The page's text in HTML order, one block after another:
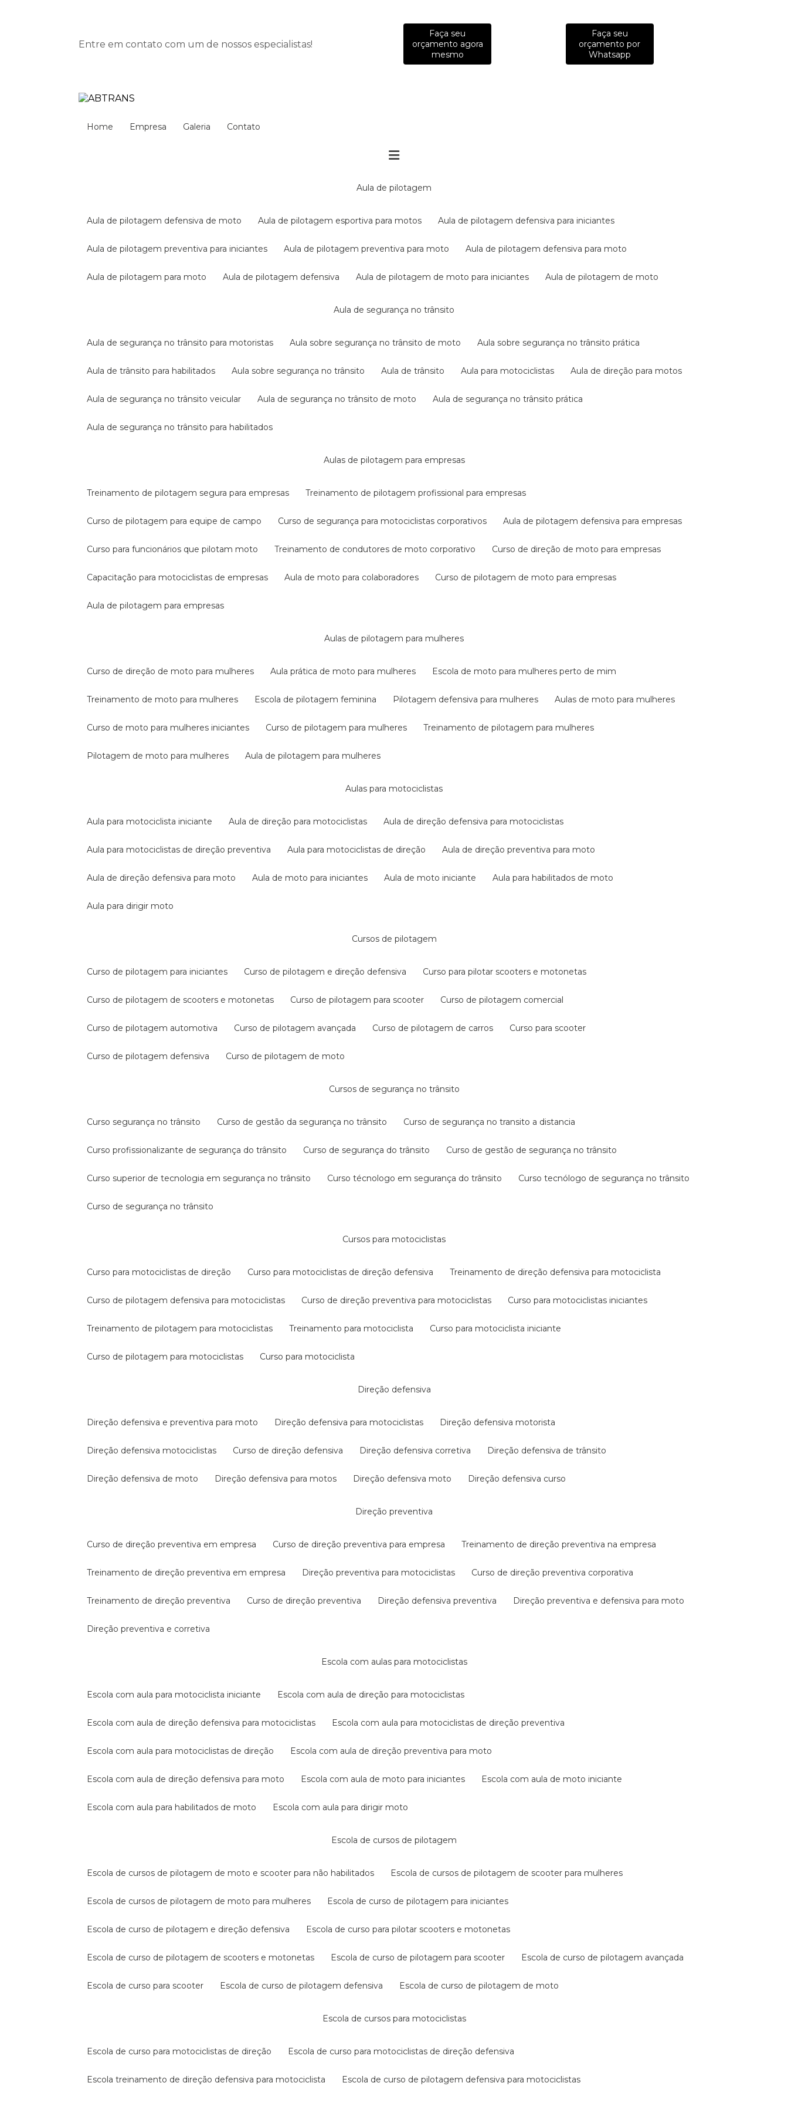
Entre em contato com um de nossos especialistas!
Faça seu
orçamento agora
mesmo
Faça seu
orçamento por
Whatsapp
Home Empresa Galeria Contato
aula de pilotagem
aula de pilotagem defensiva de moto aula de pilotagem esportiva para motos aula de pilotagem defensiva para iniciantes
aula de pilotagem preventiva para iniciantes aula de pilotagem preventiva para moto aula de pilotagem defensiva para moto
aula de pilotagem para moto aula de pilotagem defensiva aula de pilotagem de moto para iniciantes aula de pilotagem de moto
aula de segurança no trânsito
aula de segurança no trânsito para motoristas aula sobre segurança no trânsito de moto aula sobre segurança no trânsito prática
aula de trânsito para habilitados aula sobre segurança no trânsito aula de trânsito aula para motociclistas aula de direção para motos
aula de segurança no trânsito veicular aula de segurança no trânsito de moto aula de segurança no trânsito prática
aula de segurança no trânsito para habilitados
aulas de pilotagem para empresas
treinamento de pilotagem segura para empresas treinamento de pilotagem profissional para empresas
curso de pilotagem para equipe de campo curso de segurança para motociclistas corporativos aula de pilotagem defensiva para empresas
curso para funcionários que pilotam moto treinamento de condutores de moto corporativo curso de direção de moto para empresas
capacitação para motociclistas de empresas aula de moto para colaboradores curso de pilotagem de moto para empresas
aula de pilotagem para empresas
aulas de pilotagem para mulheres
curso de direção de moto para mulheres aula prática de moto para mulheres escola de moto para mulheres perto de mim
treinamento de moto para mulheres escola de pilotagem feminina pilotagem defensiva para mulheres aulas de moto para mulheres
curso de moto para mulheres iniciantes curso de pilotagem para mulheres treinamento de pilotagem para mulheres
pilotagem de moto para mulheres aula de pilotagem para mulheres
aulas para motociclistas
aula para motociclista iniciante aula de direção para motociclistas aula de direção defensiva para motociclistas
aula para motociclistas de direção preventiva aula para motociclistas de direção aula de direção preventiva para moto
aula de direção defensiva para moto aula de moto para iniciantes aula de moto iniciante aula para habilitados de moto
aula para dirigir moto
cursos de pilotagem
curso de pilotagem para iniciantes curso de pilotagem e direção defensiva curso para pilotar scooters e motonetas
curso de pilotagem de scooters e motonetas curso de pilotagem para scooter curso de pilotagem comercial
curso de pilotagem automotiva curso de pilotagem avançada curso de pilotagem de carros curso para scooter
curso de pilotagem defensiva curso de pilotagem de moto
cursos de segurança no trânsito
curso segurança no trânsito curso de gestão da segurança no trânsito curso de segurança no transito a distancia
curso profissionalizante de segurança do trânsito curso de segurança do trânsito curso de gestão de segurança no trânsito
curso superior de tecnologia em segurança no trânsito curso técnologo em segurança do trânsito curso tecnólogo de segurança no trânsito
curso de segurança no trânsito
cursos para motociclistas
curso para motociclistas de direção curso para motociclistas de direção defensiva treinamento de direção defensiva para motociclista
curso de pilotagem defensiva para motociclistas curso de direção preventiva para motociclistas curso para motociclistas iniciantes
treinamento de pilotagem para motociclistas treinamento para motociclista curso para motociclista iniciante
curso de pilotagem para motociclistas curso para motociclista
direção defensiva
direção defensiva e preventiva para moto direção defensiva para motociclistas direção defensiva motorista
direção defensiva motociclistas curso de direção defensiva direção defensiva corretiva direção defensiva de trânsito
direção defensiva de moto direção defensiva para motos direção defensiva moto direção defensiva curso
direção preventiva
curso de direção preventiva em empresa curso de direção preventiva para empresa treinamento de direção preventiva na empresa
treinamento de direção preventiva em empresa direção preventiva para motociclistas curso de direção preventiva corporativa
treinamento de direção preventiva curso de direção preventiva direção defensiva preventiva direção preventiva e defensiva para moto
direção preventiva e corretiva
escola com aulas para motociclistas
escola com aula para motociclista iniciante escola com aula de direção para motociclistas
escola com aula de direção defensiva para motociclistas escola com aula para motociclistas de direção preventiva
escola com aula para motociclistas de direção escola com aula de direção preventiva para moto
escola com aula de direção defensiva para moto escola com aula de moto para iniciantes escola com aula de moto iniciante
escola com aula para habilitados de moto escola com aula para dirigir moto
escola de cursos de pilotagem
escola de cursos de pilotagem de moto e scooter para não habilitados escola de cursos de pilotagem de scooter para mulheres
escola de cursos de pilotagem de moto para mulheres escola de curso de pilotagem para iniciantes
escola de curso de pilotagem e direção defensiva escola de curso para pilotar scooters e motonetas
escola de curso de pilotagem de scooters e motonetas escola de curso de pilotagem para scooter escola de curso de pilotagem avançada
escola de curso para scooter escola de curso de pilotagem defensiva escola de curso de pilotagem de moto
escola de cursos para motociclistas
escola de curso para motociclistas de direção escola de curso para motociclistas de direção defensiva
escola treinamento de direção defensiva para motociclista escola de curso de pilotagem defensiva para motociclistas